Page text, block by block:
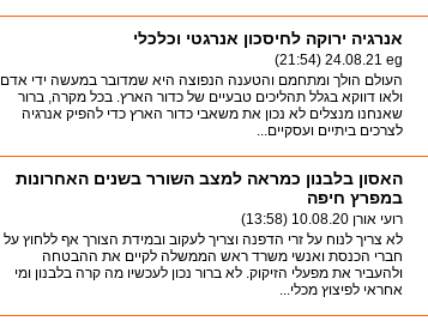
אנרגיה ירוקה לחיסכון אנרגטי וכלכלי
eg
24.08.21 (21:54)
העולם הולך ומתחמם והטענה הנפוצה היא שמדובר במעשה ידי אדם
ולאו דווקא בגלל תהליכים טבעיים של כדור הארץ. בכל מקרה, ברור
שאנחנו מנצלים לא נכון את משאבי כדור הארץ כדי להפיק אנרגיה
לצרכים ביתיים ועסקיים...
האסון בלבנון כמראה למצב השורר בשנים האחרונות
במפרץ חיפה
רועי אורן 10.08.20 (13:58)
לא צריך לנוח על זרי הדפנה וצריך לעקוב ובמידת הצורך אף ללחוץ על
חברי הכנסת ואנשי משרד ראש הממשלה לקיים את ההבטחה
ולהעביר את מפעלי הזיקוק. לא ברור נכון לעכשיו מה קרה בלבנון ומי
אחראי לפיצוץ מכלי...